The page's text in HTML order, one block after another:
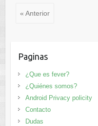
« Anterior
Paginas
¿Que es fever?
¿Quiénes somos?
Android Privacy policity
Contacto
Dudas